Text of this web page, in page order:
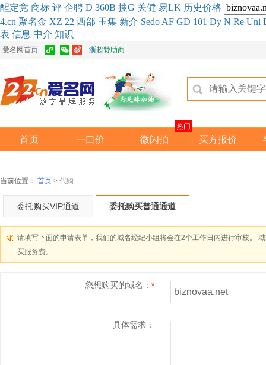
醒定竞 商标 评 企聘 D 360B 搜G 关健 易LK 历史价格
4.cn 聚名金 XZ 22 西部 玉集 新介 Sedo AF GD 101 Dy N Re Uni
表 信息 中介 知识